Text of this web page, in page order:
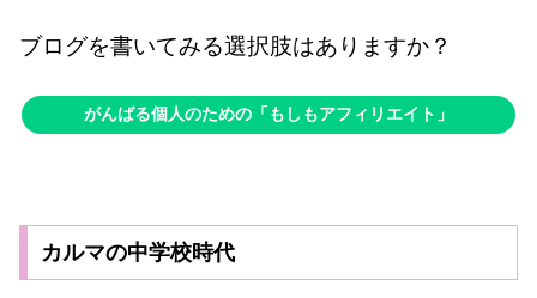
ブログを書いてみる選択肢はありますか？
がんばる個人のための「もしもアフィリエイト」
カルマの中学校時代